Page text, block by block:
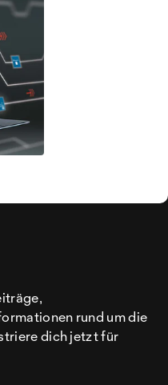
rund um die
dich jetzt für